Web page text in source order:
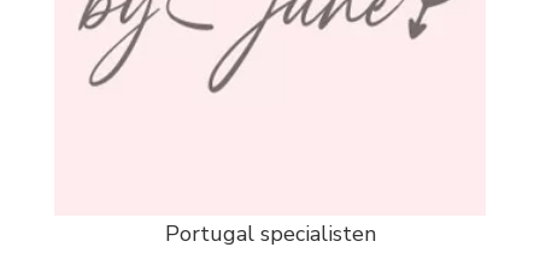
Portugal specialisten